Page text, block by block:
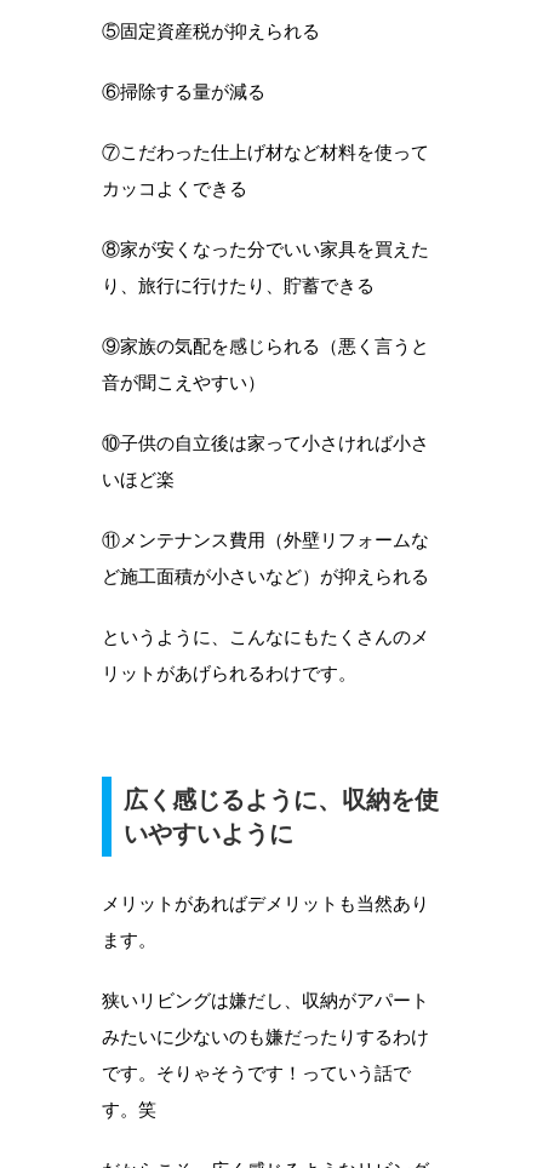
⑤固定資産税が抑えられる
⑥掃除する量が減る
⑦こだわった仕上げ材など材料を使って
カッコよくできる
⑧家が安くなった分でいい家具を買えた
り、旅行に行けたり、貯蓄できる
⑨家族の気配を感じられる（悪く言うと
音が聞こえやすい）
⑩子供の自立後は家って小さければ小さ
いほど楽
⑪メンテナンス費用（外壁リフォームな
ど施工面積が小さいなど）が抑えられる
というように、こんなにもたくさんのメ
リットがあげられるわけです。
広く感じるように、収納を使
いやすいように
メリットがあればデメリットも当然あり
ます。
狭いリビングは嫌だし、収納がアパート
みたいに少ないのも嫌だったりするわけ
です。そりゃそうです！っていう話で
す。笑